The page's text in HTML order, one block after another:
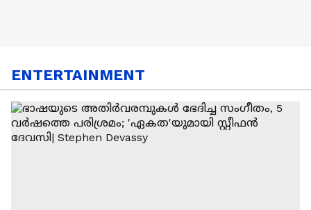
ENTERTAINMENT